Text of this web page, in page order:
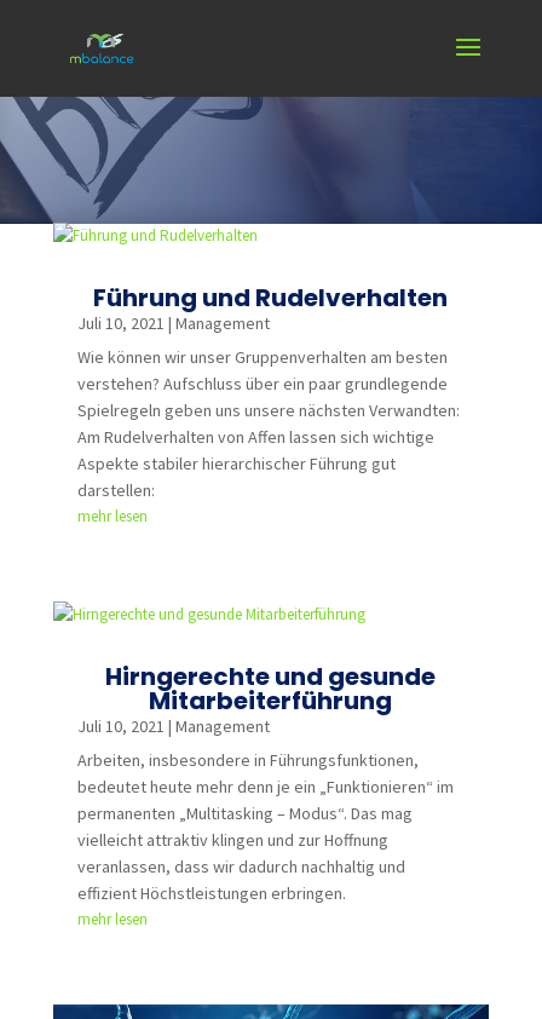
Führung und Rudelverhalten
Juli 10, 2021 | Management
Wie können wir unser Gruppenverhalten am besten
verstehen? Aufschluss über ein paar grundlegende
Spielregeln geben uns unsere nächsten Verwandten:
Am Rudelverhalten von Affen lassen sich wichtige
Aspekte stabiler hierarchischer Führung gut
darstellen:
mehr lesen
Hirngerechte und gesunde
Mitarbeiterführung
Juli 10, 2021 | Management
Arbeiten, insbesondere in Führungsfunktionen,
bedeutet heute mehr denn je ein „Funktionieren“ im
permanenten „Multitasking – Modus“. Das mag
vielleicht attraktiv klingen und zur Hoffnung
veranlassen, dass wir dadurch nachhaltig und
effizient Höchstleistungen erbringen.
mehr lesen